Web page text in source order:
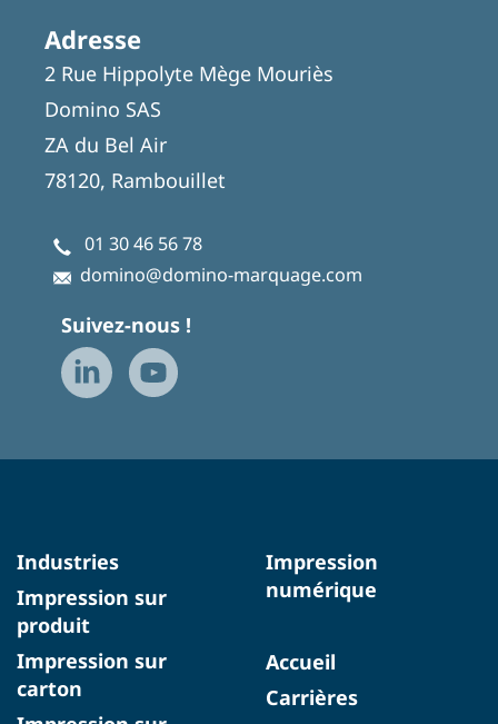
Adresse
2 Rue Hippolyte Mège Mouriès
Domino SAS
ZA du Bel Air
78120, Rambouillet
01 30 46 56 78
domino@domino-marquage.com
Suivez-nous !
Industries
Impression sur
produit
Impression sur
carton
Impression
numérique
Accueil
Carrières